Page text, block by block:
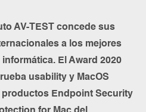
AV-TEST concede sus
a los mejores
El Award 2020
usability y MacOS
productos Endpoint Security